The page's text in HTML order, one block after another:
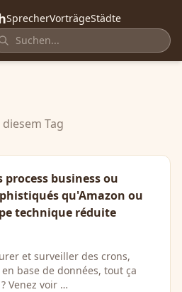
SprecherVorträgeStädte
Tag
process business ou
qu'Amazon ou
technique réduite
et surveiller des crons,
base de données, tout ça
Venez voir …